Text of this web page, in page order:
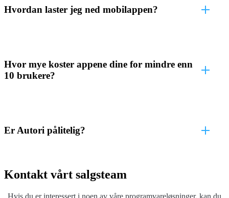
Hvordan laster jeg ned mobilappen?
Hvor mye koster appene dine for mindre enn
10 brukere?
Er Autori pålitelig?
Kontakt vårt salgsteam